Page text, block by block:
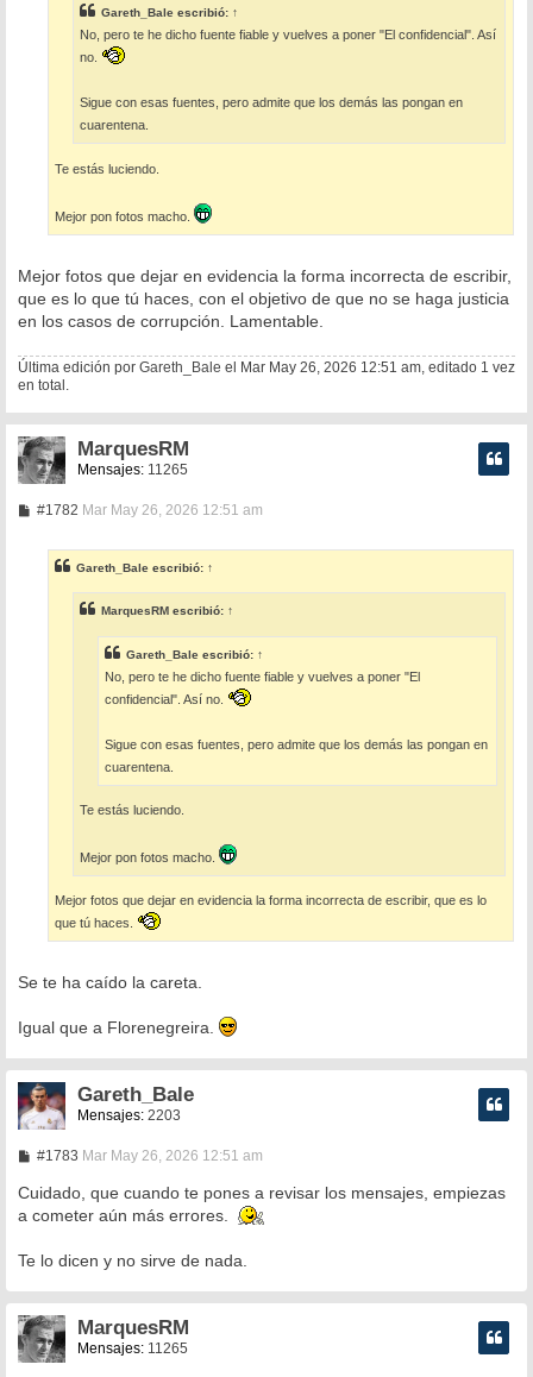
e
Gareth_Bale escribió: ↑
No, pero te he dicho fuente fiable y vuelves a poner "El confidencial". Así
no.
Sigue con esas fuentes, pero admite que los demás las pongan en
cuarentena.
Te estás luciendo.
Mejor pon fotos macho.
Mejor fotos que dejar en evidencia la forma incorrecta de escribir,
que es lo que tú haces, con el objetivo de que no se haga justicia
en los casos de corrupción. Lamentable.
Última edición por Gareth_Bale el Mar May 26, 2026 12:51 am, editado 1 vez
en total.
MarquesRM
Mensajes: 11265
#1782M
a
j
e
Mar May 26, 2026 12:51 am
Gareth_Bale escribió: ↑
MarquesRM escribió: ↑
Gareth_Bale escribió: ↑
No, pero te he dicho fuente fiable y vuelves a poner "El
confidencial". Así no.
Sigue con esas fuentes, pero admite que los demás las pongan en
cuarentena.
Te estás luciendo.
Mejor pon fotos macho.
Mejor fotos que dejar en evidencia la forma incorrecta de escribir, que es lo
que tú haces.
Se te ha caído la careta.
Igual que a Florenegreira.
Gareth_Bale
Mensajes: 2203
#1783M
n
s
a
e
Mar May 26, 2026 12:51 am
Cuidado, que cuando te pones a revisar los mensajes, empiezas
a cometer aún más errores.
Te lo dicen y no sirve de nada.
MarquesRM
Mensajes: 11265